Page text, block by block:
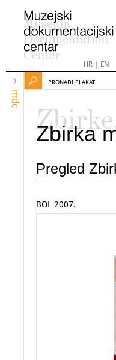
HR| EN
mdc
PRONAĐI PLAKAT
Zbirka
Pregled
BOL 2007.